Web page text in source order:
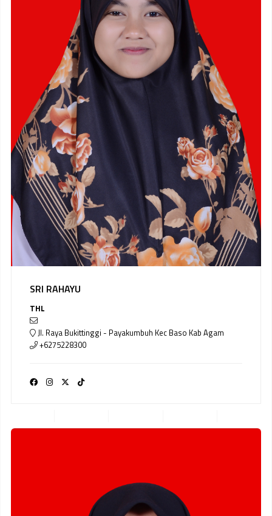
SRI RAHAYU
THL
Jl. Raya Bukittinggi - Payakumbuh Kec Baso Kab Agam
+6275228300